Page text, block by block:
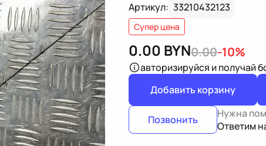
Артикул: 33210432123
Супер цена
0.00 BYN0.00-10%
авторизируйся и получай
Добавить корзину
Позвонить
Нужна
Ответим